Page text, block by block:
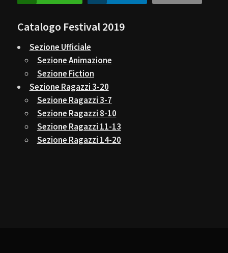
Catalogo Festival 2019
Sezione Ufficiale
Sezione Animazione
Sezione Fiction
Sezione Ragazzi 3-20
Sezione Ragazzi 3-7
Sezione Ragazzi 8-10
Sezione Ragazzi 11-13
Sezione Ragazzi 14-20